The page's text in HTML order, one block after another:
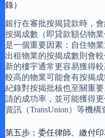
錄）
銀行在審批按揭貸款時，
按揭成數（即貸款額佔物
是一個重要因素：自住物
出租物業的按揭成數則會
新的樓宇通常更容易獲得
較高的物業可能會有按揭
紀錄對按揭批核也至關重
請的成功率，並可能獲得
資訊（TransUnion）等機構
第五步：委任律師、繳付